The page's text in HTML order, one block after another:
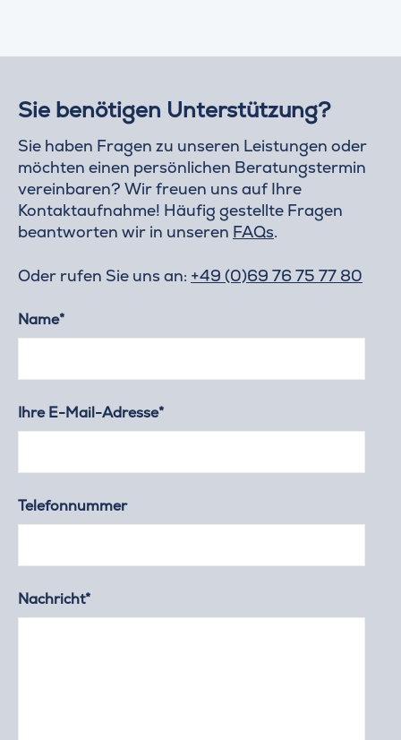
Sie benötigen Unterstützung?
Sie haben Fragen zu unseren Leistungen oder
möchten einen persönlichen Beratungstermin
vereinbaren? Wir freuen uns auf Ihre
Kontaktaufnahme! Häufig gestellte Fragen
beantworten wir in unseren FAQs.
Oder rufen Sie uns an: +49 (0)69 76 75 77 80
Name*
Ihre E-Mail-Adresse*
Telefonnummer
Nachricht*